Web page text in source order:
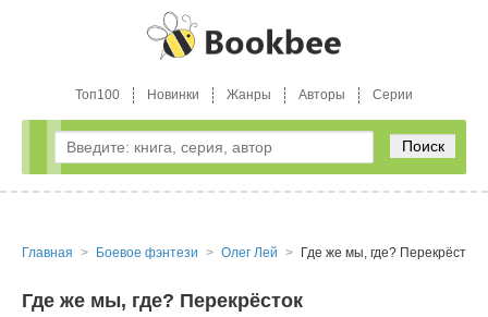
Топ100 Новинки Жанры Авторы Серии
Поиск
Главная Боевое фэнтези Олег Лей Где же мы, где? Перекрёсток
Где же мы, где? Перекрёсток